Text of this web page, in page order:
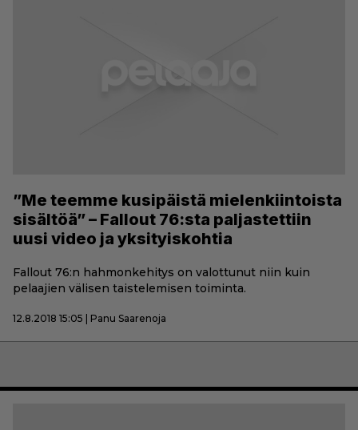
”Me teemme kusipäistä mielenkiintoista
sisältöä” – Fallout 76:sta paljastettiin
uusi video ja yksityiskohtia
Fallout 76:n hahmonkehitys on valottunut niin kuin
pelaajien välisen taistelemisen toiminta.
12.8.2018 15:05 | Panu Saarenoja